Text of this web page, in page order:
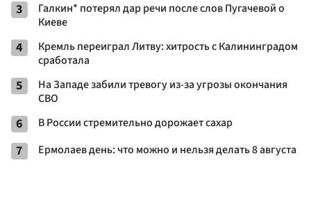
3
Галкин* потерял дар речи после слов Пугачевой о
Киеве
4
Кремль переиграл Литву: хитрость с Калининградом
сработала
5
На Западе забили тревогу из-за угрозы окончания
СВО
6 В России стремительно дорожает сахар
7 Ермолаев день: что можно и нельзя делать 8 августа